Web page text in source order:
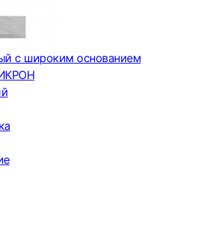
с широким основанием